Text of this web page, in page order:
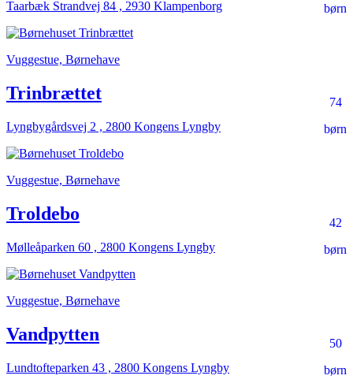
børn
Taarbæk Strandvej 84 , 2930 Klampenborg
Vuggestue, Børnehave
74
børn
Trinbrættet
Lyngbygårdsvej 2 , 2800 Kongens Lyngby
Vuggestue, Børnehave
42
børn
Troldebo
Mølleåparken 60 , 2800 Kongens Lyngby
Vuggestue, Børnehave
50
børn
Vandpytten
Lundtofteparken 43 , 2800 Kongens Lyngby